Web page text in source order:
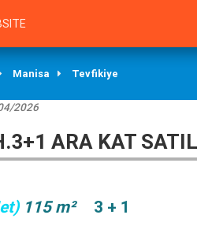
Manisa Tevfikiye
2026
ARA KAT
115 m² 3 + 1